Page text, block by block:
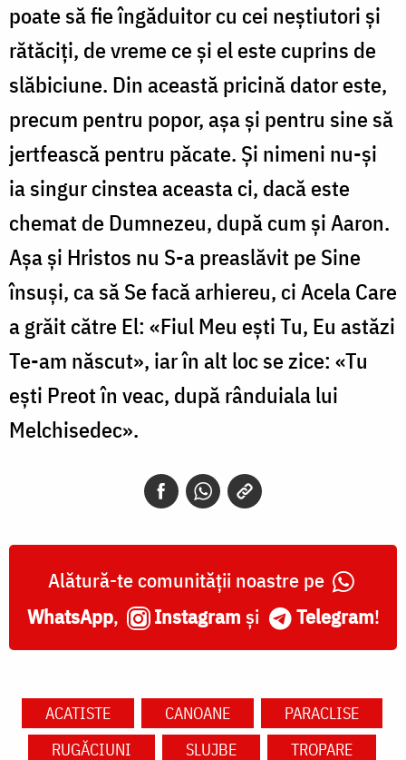
poate să fie îngăduitor cu cei neștiutori și
rătăciți, de vreme ce și el este cuprins de
slăbiciune. Din această pricină dator este,
precum pentru popor, așa și pentru sine să
jertfească pentru păcate. Și nimeni nu-și
ia singur cinstea aceasta ci, dacă este
chemat de Dumnezeu, după cum și Aaron.
Așa și Hristos nu S-a preaslăvit pe Sine
însuși, ca să Se facă arhiereu, ci Acela Care
a grăit către El: «Fiul Meu ești Tu, Eu astăzi
Te-am născut», iar în alt loc se zice: «Tu
ești Preot în veac, după rânduiala lui
Melchisedec».
Alătură-te comunității noastre pe
WhatsApp, Instagram și Telegram!
ACATISTE CANOANE
PARACLISE
RUGĂCIUNI
SLUJBE
TROPARE